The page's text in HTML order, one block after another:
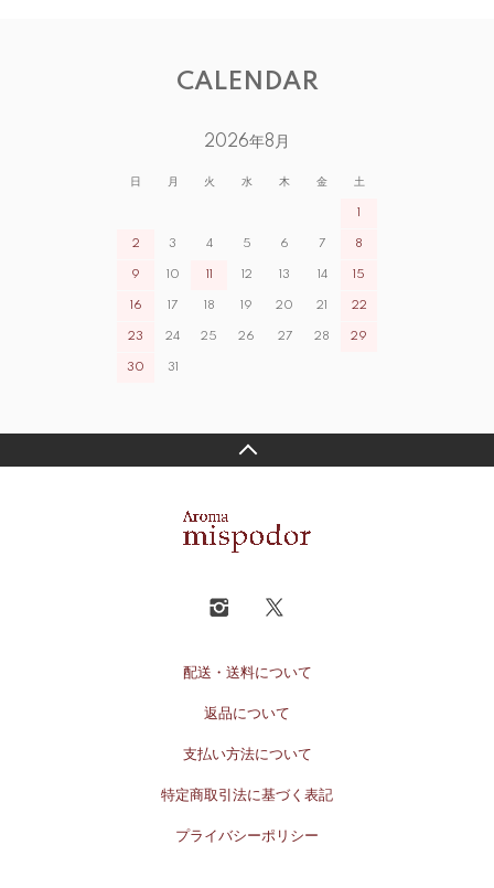
CALENDAR
2026年8月
日 月 火 水 木 金 土
1
2 3 4 5 6 7 8
9 10 11 12 13 14 15
16 17 18 19 20 21 22
23 24 25 26 27 28 29
30 31
配送・送料について
返品について
支払い方法について
特定商取引法に基づく表記
プライバシーポリシー